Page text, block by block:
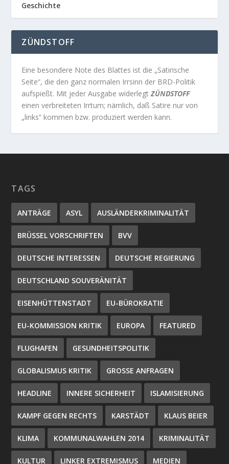
Geschichte
ZÜNDSTOFF
Eine besondere Note des Blattes ist die „Satirische
Seite“, die den ganz normalen Irrsinn der BRD-Politik
aufspießt. Mit jeder Ausgabe widerlegtZÜNDSTOFF
einen verbreiteten Irrtum; nämlich, daß Satire nur von
„links“ kommen bzw. produziert werden kann.
TAGS
ANTRÄGE ASYL AUSLÄNDERKRIMINALITÄT
BRÜSSEL VORSCHRIFTEN BVV
DEUTSCHE INTERESSEN DEUTSCHE REGIERUNG
DEUTSCHLAND SOUVERÄNITÄT
EISENHÜTTENSTADT EU-BÜROKRATIE
EU-KOMMISSION KRITIK EUROPA FEATURED
FLUGHAFEN GESUNDHEITSPOLITIK
GLOBALISMUS KRITIK GROSSE ANFRAGEN
HEADLINE INNERE SICHERHEIT ISLAMISIERUNG
KAMPF GEGEN RECHTS KARSTÄDT KLAUS BEIER
KLIMA KOMMUNALWAHLEN 2014 KRIMINALITÄT
KULTUR LINKER EXTREMISMUS MEDIEN